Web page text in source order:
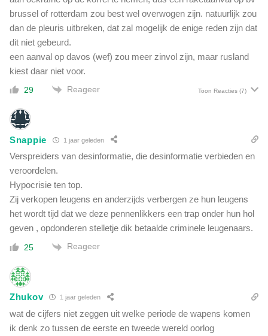
brussel of rotterdam zou best wel overwogen zijn. natuurlijk zou
dan de pleuris uitbreken, dat zal mogelijk de enige reden zijn dat
dit niet gebeurd.
een aanval op davos (wef) zou meer zinvol zijn, maar rusland
kiest daar niet voor.
29 Reageer Toon Reacties (7)
Snappie 1 jaar geleden
Verspreiders van desinformatie, die desinformatie verbieden en
veroordelen.
Hypocrisie ten top.
Zij verkopen leugens en anderzijds verbergen ze hun leugens
het wordt tijd dat we deze pennenlikkers een trap onder hun hol
geven , opdonderen stelletje dik betaalde criminele leugenaars.
25 Reageer
Zhukov 1 jaar geleden
wat de cijfers niet zeggen uit welke periode de wapens komen
ik denk zo tussen de eerste en tweede wereld oorlog